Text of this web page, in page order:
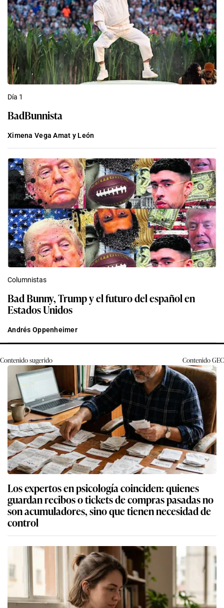
Día 1
BadBunnista
Ximena Vega Amat y León
Columnistas
Bad Bunny, Trump y el futuro del español en
Estados Unidos
Andrés Oppenheimer
Contenido sugerido ContenidoGEC
Los expertos en psicología coinciden: quienes
guardan recibos o tickets de compras pasadas no
son acumuladores, sino que tienen necesidad de
control